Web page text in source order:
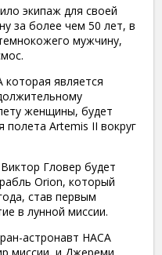
экипаж для своей
за более чем 50 лет, в
мужчину,
является
женщины, будет
полета Artemis II вокруг
Гловер будет
Orion, который
став первым
в лунной миссии.
астронавт НАСА
миссии, и Джереми